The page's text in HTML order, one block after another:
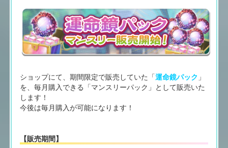
ショップにて、期間限定で販売していた「運命鏡パック 」
を、毎月購入できる「マンスリーパック」として販売いた
します！
今後は毎月購入が可能になります！
【販売期間】